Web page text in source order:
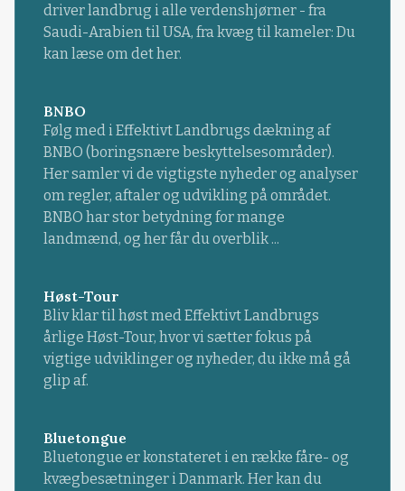
driver landbrug i alle verdenshjørner - fra
Saudi-Arabien til USA, fra kvæg til kameler: Du
kan læse om det her.
BNBO
Følg med i Effektivt Landbrugs dækning af
BNBO (boringsnære beskyttelsesområder).
Her samler vi de vigtigste nyheder og analyser
om regler, aftaler og udvikling på området.
BNBO har stor betydning for mange
landmænd, og her får du overblik ...
Høst-Tour
Bliv klar til høst med Effektivt Landbrugs
årlige Høst-Tour, hvor vi sætter fokus på
vigtige udviklinger og nyheder, du ikke må gå
glip af.
Bluetongue
Bluetongue er konstateret i en række fåre- og
kvægbesætninger i Danmark. Her kan du